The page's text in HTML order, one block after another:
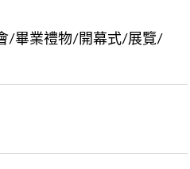
/畢業禮物/開幕式/展覽/